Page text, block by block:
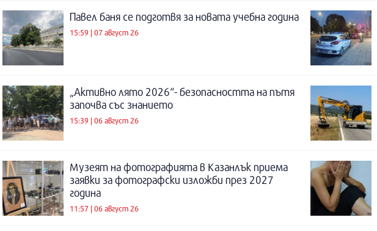
Павел баня се подготвя за новата учебна година
15:59 | 07 август 26
„Активно лято 2026“- безопасността на пътя
започва със знанието
15:39 | 06 август 26
Музеят на фотографията в Казанлък приема
заявки за фотографски изложби през 2027
година
11:57 | 06 август 26